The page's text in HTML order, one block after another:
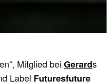
Mitglied beiGerards
Label Futuresfuture